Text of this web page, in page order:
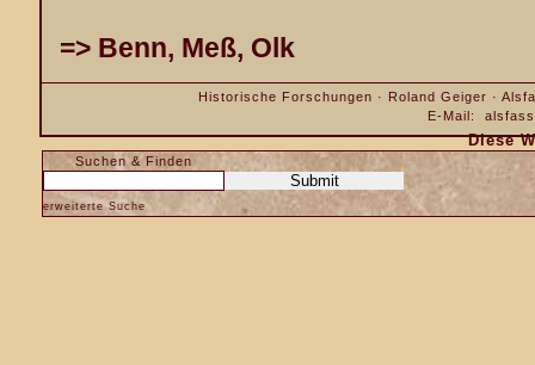
=> Benn, Meß, Olk
Historische Forschungen · Roland Geiger ·
E-Mail:
Diese
Suchen & Finden
erweiterte Suche